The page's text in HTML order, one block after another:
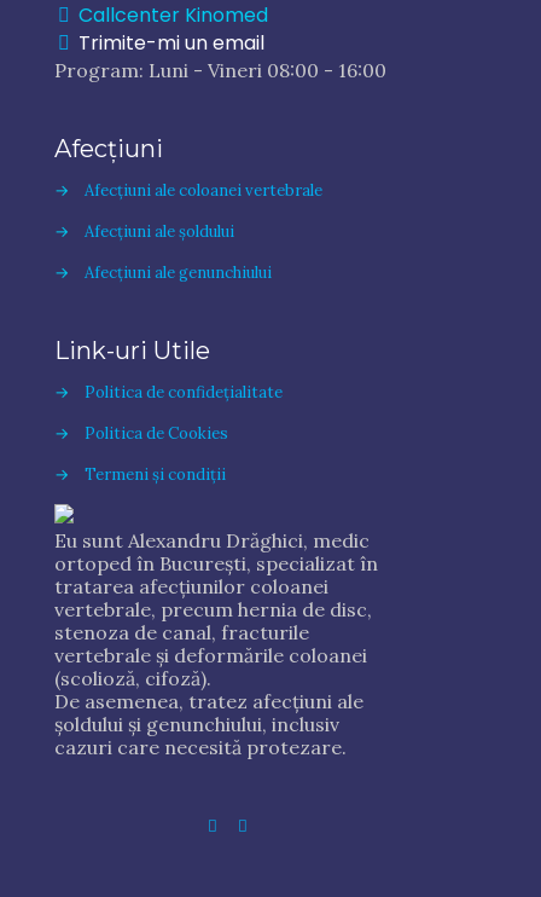
Callcenter Kinomed
Trimite-mi un email
Program: Luni - Vineri 08:00 - 16:00
Afecțiuni
→
Afecțiuni ale coloanei vertebrale
→
Afecțiuni ale șoldului
→
Afecțiuni ale genunchiului
Link-uri Utile
→
Politica de confidețialitate
→
Politica de Cookies
→
Termeni și condiții
Eu sunt Alexandru Drăghici, medic
ortoped în București, specializat în
tratarea afecțiunilor coloanei
vertebrale, precum hernia de disc,
stenoza de canal, fracturile
vertebrale și deformările coloanei
(scolioză, cifoză).
De asemenea, tratez afecțiuni ale
șoldului și genunchiului, inclusiv
cazuri care necesită protezare.